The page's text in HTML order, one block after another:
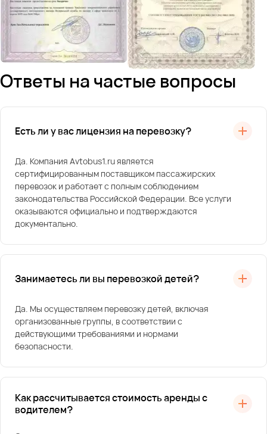
Ответы на частые вопросы
Есть ли у вас лицензия на перевозку?
Да. Компания Avtobus1.ru является
сертифицированным поставщиком пассажирских
перевозок и работает с полным соблюдением
законодательства Российской Федерации. Все услуги
оказываются официально и подтверждаются
документально.
Занимаетесь ли вы перевозкой детей?
Да. Мы осуществляем перевозку детей, включая
организованные группы, в соответствии с
действующими требованиями и нормами
безопасности.
Как рассчитывается стоимость аренды с
водителем?